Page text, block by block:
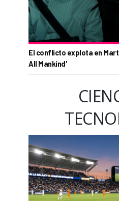
El conflicto explota en
All Mankind'